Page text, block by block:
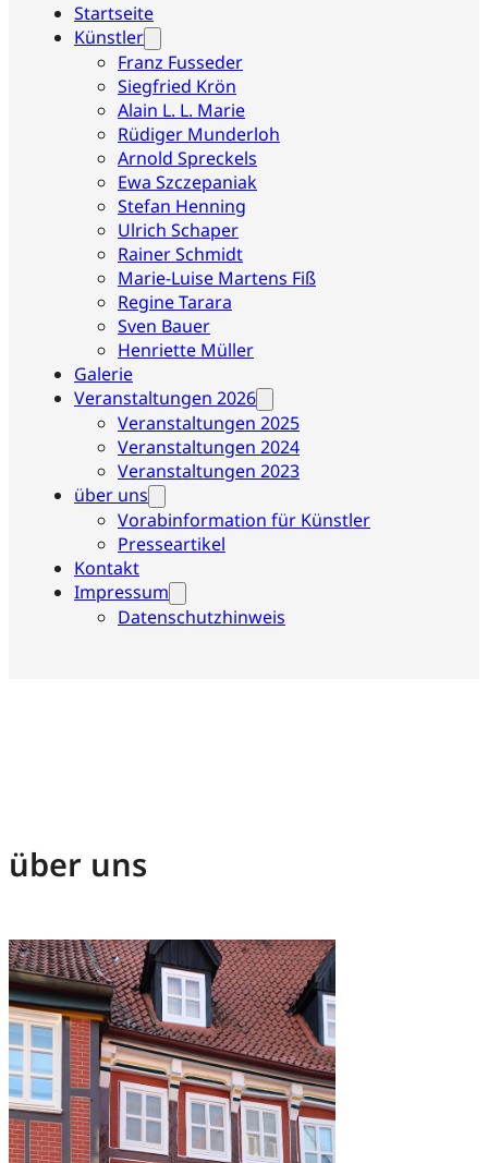
Startseite
Künstler
Franz Fusseder
Siegfried Krön
Alain L. L. Marie
Rüdiger Munderloh
Arnold Spreckels
Ewa Szczepaniak
Stefan Henning
Ulrich Schaper
Rainer Schmidt
Marie-Luise Martens Fiß
Regine Tarara
Sven Bauer
Henriette Müller
Galerie
Veranstaltungen 2026
Veranstaltungen 2025
Veranstaltungen 2024
Veranstaltungen 2023
über uns
Vorabinformation für Künstler
Presseartikel
Kontakt
Impressum
Datenschutzhinweis
über uns